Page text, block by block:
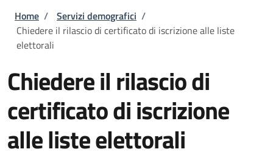
Briciole di pane
Home / Servizi demografici /
Chiedere il rilascio di certificato di iscrizione alle liste
elettorali
Chiedere il rilascio di
certificato di iscrizione
alle liste elettorali